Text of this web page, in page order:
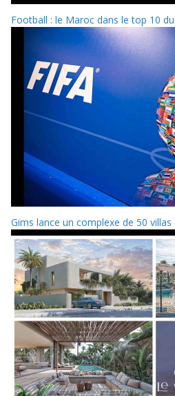
Football : le Maroc dans le top 10
Gims lance un complexe de 50 villas